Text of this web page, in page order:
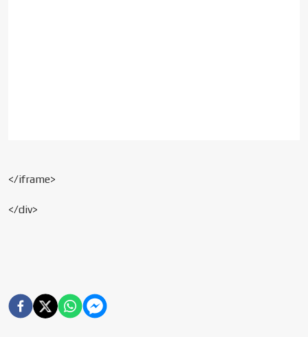
</iframe>
</div>